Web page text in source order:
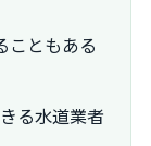
こともある
る水道業者